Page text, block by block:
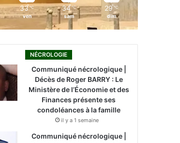
33 ℃
ven
34 ℃
sam
29 ℃
dim
NÉCROLOGIE
Communiqué nécrologique |
Décès de Roger BARRY : Le
Ministère de l’Économie et des
Finances présente ses
condoléances à la famille
il y a 1 semaine
Communiqué nécrologique |